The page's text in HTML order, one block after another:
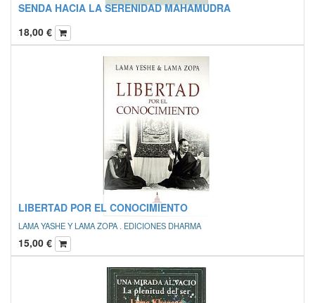
SENDA HACIA LA SERENIDAD MAHAMUDRA
18,00 €
LIBERTAD POR EL CONOCIMIENTO
LAMA YASHE Y LAMA ZOPA . EDICIONES DHARMA
15,00 €